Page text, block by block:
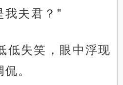
夫君？”
低失笑，眼中浮现
。